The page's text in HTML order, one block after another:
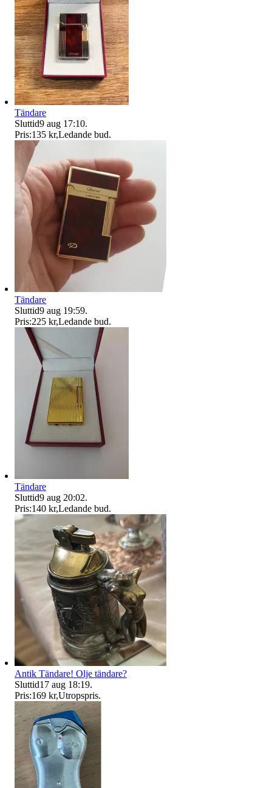
Tändare
Sluttid9 aug 17:10.
Pris:135 kr,Ledande bud.
Tändare
Sluttid9 aug 19:59.
Pris:225 kr,Ledande bud.
Tändare
Sluttid9 aug 20:02.
Pris:140 kr,Ledande bud.
Antik Tändare! Olje tändare?
Sluttid17 aug 18:19.
Pris:169 kr,Utropspris.